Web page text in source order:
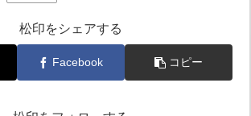
松印をシェアする
Facebook コピー